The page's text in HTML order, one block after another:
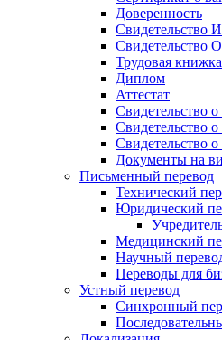
Доверенность
Свидетельство
Свидетельство
Трудовая книжка
Диплом
Аттестат
Свидетельство
Свидетельство о
Свидетельство
Документы на
Письменный перевод
Технический
Юридический
Медицинский
Научный
Переводы для
Устный перевод
Синхронный